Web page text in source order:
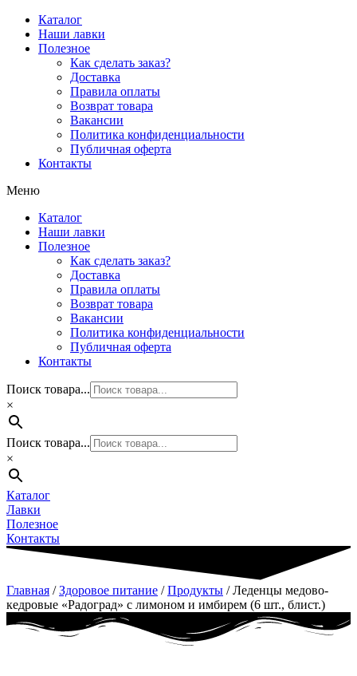
Перейти
содержимому
Каталог
Наши лавки
Полезное
Как сделать заказ?
Доставка
Правила оплаты
Возврат товара
Вакансии
Политика конфиденциальности
Публичная оферта
Контакты
Меню
Каталог
Наши лавки
Полезное
Как сделать заказ?
Доставка
Правила оплаты
Возврат товара
Вакансии
Политика конфиденциальности
Публичная оферта
Контакты
Поиск товара...
×
Поиск товара...
×
Каталог
Лавки
Полезное
Контакты
Главная /Здоровое питание /Продукты / Леденцы медово-
кедровые «Радоград» с лимоном и имбирем (6 шт., блист.)